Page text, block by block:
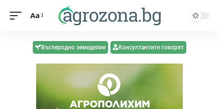
Aa
Въглеродно земеделие Консултантите говорят